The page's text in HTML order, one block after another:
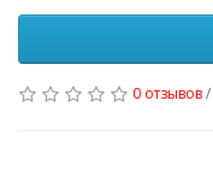
0 отзывов/